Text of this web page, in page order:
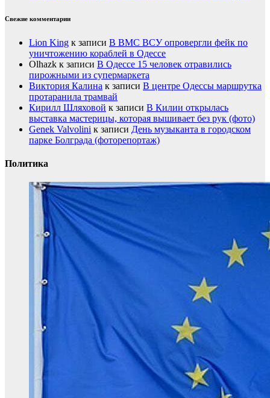
Свежие комментарии
Lion King к записи В ВМС ВСУ опровергли фейк по
уничтожению кораблей в Одессе
Olhazk к записи В Одессе 15 человек отравились
пирожными из супермаркета
Виктория Калина к записи В центре Одессы маршрутка
протаранила трамвай
Кирилл Шляховой к записи В Килии открылась
выставка мастерицы, которая вышивает без рук (фото)
Genek Valvolini к записи День музыканта в городском
парке Болграда (фоторепортаж)
Политика